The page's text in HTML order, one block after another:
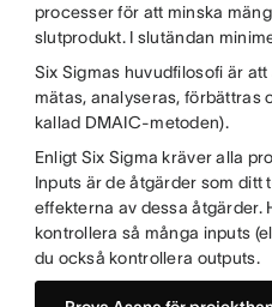
processer för att minska
slutprodukt. I slutändan
Six Sigmas huvudfilosofi är
mätas, analyseras, förbättras
kallad DMAIC-metoden).
Enligt Six Sigma kräver alla
Inputs är de åtgärder som ditt
effekterna av dessa åtgärder.
kontrollera så många inputs
du också kontrollera outputs.